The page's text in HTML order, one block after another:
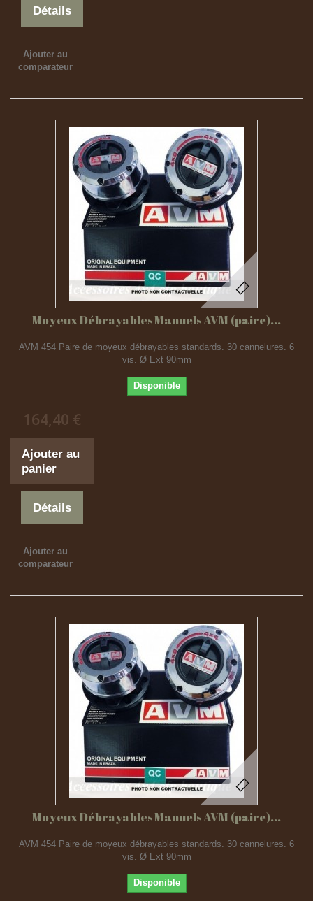
Détails
Ajouter au
comparateur
Moyeux Débrayables Manuels AVM (paire)...
AVM 454 Paire de moyeux débrayables standards. 30 cannelures. 6
vis. Ø Ext 90mm
Disponible
164,40 €
Ajouter au
panier
Détails
Ajouter au
comparateur
Moyeux Débrayables Manuels AVM (paire)...
AVM 454 Paire de moyeux débrayables standards. 30 cannelures. 6
vis. Ø Ext 90mm
Disponible